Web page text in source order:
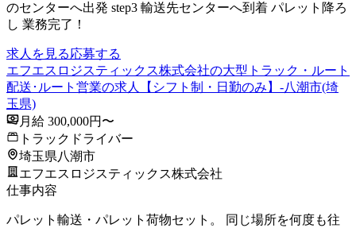
のセンターへ出発 step3 輸送先センターへ到着 パレット降ろ
し 業務完了！
求人を見る応募する
エフエスロジスティックス株式会社の大型トラック・ルート
配送･ルート営業の求人【シフト制・日勤のみ】-八潮市(埼
玉県)
月給 300,000円〜
トラックドライバー
埼玉県八潮市
エフエスロジスティックス株式会社
仕事内容
パレット輸送・パレット荷物セット。 同じ場所を何度も往